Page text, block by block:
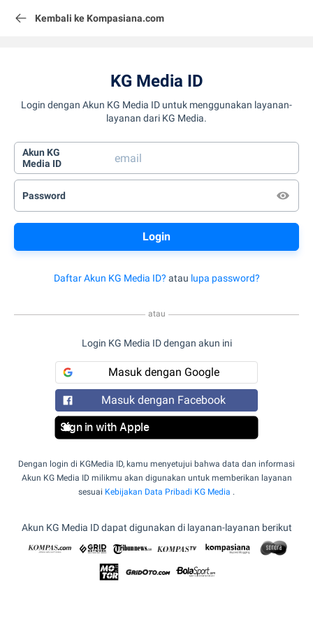
Kembali ke Kompasiana.com
KG Media ID
Login dengan Akun KG Media ID untuk menggunakan layanan-
layanan dari KG Media.
Akun KG
Media ID
Password
Daftar Akun KG Media ID? atau lupa password?
atau
Login KG Media ID dengan akun ini
Masuk dengan Google
Masuk dengan Facebook
Sign in with Apple
Dengan login di KGMedia ID, kamu menyetujui bahwa data dan informasi
Akun KG Media ID milikmu akan digunakan untuk memberikan layanan
sesuai Kebijakan Data Pribadi KG Media .
Akun KG Media ID dapat digunakan di layanan-layanan berikut